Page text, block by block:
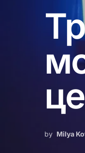
by Milya